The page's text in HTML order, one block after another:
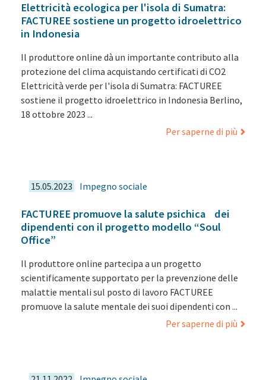
Elettricità ecologica per l'isola di Sumatra:
FACTUREE sostiene un progetto idroelettrico
in Indonesia
Il produttore online dà un importante contributo alla
protezione del clima acquistando certificati di CO2
Elettricità verde per l'isola di Sumatra: FACTUREE
sostiene il progetto idroelettrico in Indonesia Berlino,
18 ottobre 2023 ...
Per saperne di più
15.05.2023 Impegno sociale
FACTUREE promuove la salute psichica dei
dipendenti con il progetto modello “Soul
Office”
Il produttore online partecipa a un progetto
scientificamente supportato per la prevenzione delle
malattie mentali sul posto di lavoro FACTUREE
promuove la salute mentale dei suoi dipendenti con ...
Per saperne di più